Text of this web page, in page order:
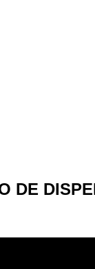
DE